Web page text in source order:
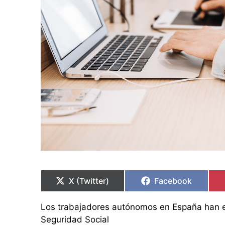
en
X (Twitter)
en
Facebook
Los trabajadores autónomos en España
Seguridad Social
en
en